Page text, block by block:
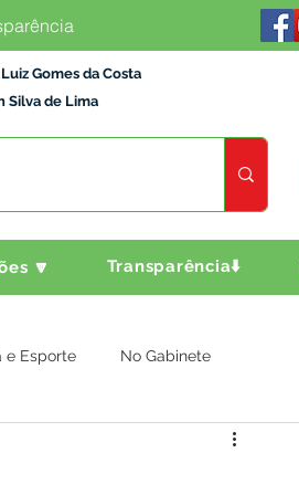
Gomes da Costa
Silva de Lima
🔽 Transparência⬇️
e Esporte No Gabinete
Agricultura e Produção